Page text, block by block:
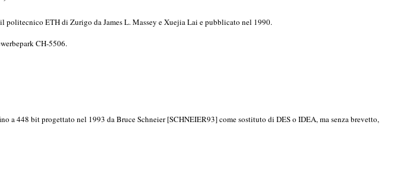
ETH di Zurigo da James L. Massey e Xuejia Lai e pubblicato nel 1990.
CH-5506.
448 bit progettato nel 1993 da Bruce Schneier [SCHNEIER93] come sostituto di DES o IDEA, ma senza brevetto,